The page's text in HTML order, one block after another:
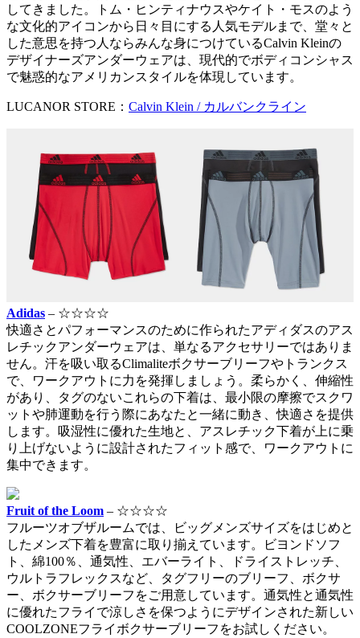
してきました。トム・ヒンティナウスやケイト・モスのよう
な文化的アイコンから日々目にする人気モデルまで、堂々と
した意思を持つ人ならみんな身につけているCalvin Kleinの
デザイナーズアンダーウェアは、現代的でボディコンシャス
で魅惑的なアメリカンスタイルを体現しています。
LUCANOR STORE： Calvin Klein / カルバンクライン
Adidas – ☆☆☆☆
快適さとパフォーマンスのために作られたアディダスのアス
レチックアンダーウェアは、単なるアクセサリーではありま
せん。汗を吸い取るClimaliteボクサーブリーフやトランクス
で、ワークアウトに力を発揮しましょう。柔らかく、伸縮性
があり、タグのないこれらの下着は、最小限の摩擦でスクワ
ットや肺運動を行う際にあなたと一緒に動き、快適さを提供
します。吸湿性に優れた生地と、アスレチック下着が上に乗
り上げないように設計されたフィット感で、ワークアウトに
集中できます。
Fruit of the Loom – ☆☆☆☆
フルーツオブザルームでは、ビッグメンズサイズをはじめと
したメンズ下着を豊富に取り揃えています。ビヨンドソフ
ト、綿100％、通気性、エバーライト、ドライストレッチ、
ウルトラフレックスなど、タグフリーのブリーフ、ボクサ
ー、ボクサーブリーフをご用意しています。通気性と通気性
に優れたフライで涼しさを保つようにデザインされた新しい
COOLZONEフライボクサーブリーフをお試しください。